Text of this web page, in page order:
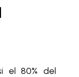
el 80% del